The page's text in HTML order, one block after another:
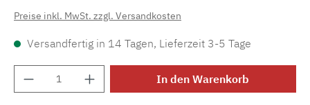
Preise inkl. MwSt. zzgl. Versandkosten
Versandfertig in 14 Tagen, Lieferzeit 3-5 Tage
Produkt Anzahl: Gib den gewünschten
In den Warenkorb